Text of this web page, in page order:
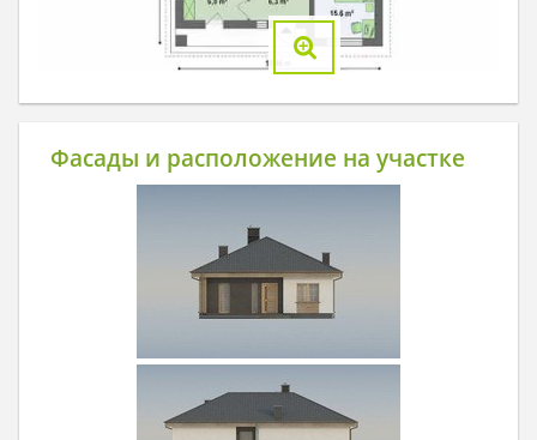
Фасады и расположение на участке